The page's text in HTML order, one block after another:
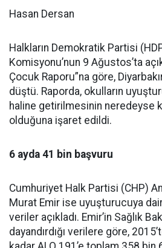
Hasan Dersan
Halkların Demokratik Partisi
Komisyonu’nun 9 Ağustos’ta
Çocuk Raporu”na göre,
düştü. Raporda, okulların
haline getirilmesinin neredeyse
olduğuna işaret edildi.
6 ayda 41 bin başvuru
Cumhuriyet Halk Partisi (CHP)
Murat Emir ise uyuşturucuya
veriler açıkladı. Emir’in Sağlık
dayandırdığı verilere göre,